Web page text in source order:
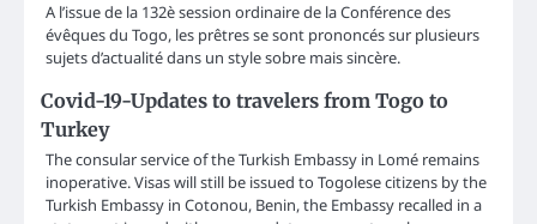
A l’issue de la 132è session ordinaire de la Conférence des
évêques du Togo, les prêtres se sont prononcés sur plusieurs
sujets d’actualité dans un style sobre mais sincère.
Covid-19-Updates to travelers from Togo to
Turkey
The consular service of the Turkish Embassy in Lomé remains
inoperative. Visas will still be issued to Togolese citizens by the
Turkish Embassy in Cotonou, Benin, the Embassy recalled in a